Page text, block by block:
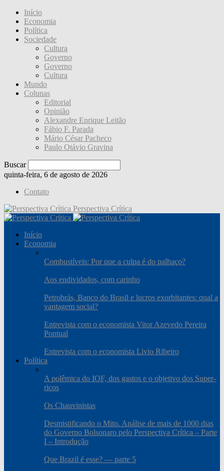
Início
Economia
Política
Sociedade
Cultura
Governo
Governo
Cultura
Mundo
Colunas
Editorial
Opinião
Alexandre Enrique Leitão
Fábio F. Parada
Mário César Pacheco
Paulo Otávio Gravina
Buscar
quinta-feira, 6 de agosto de 2026
Contato
Perspectiva Crítica
Início
Economia
Combustíveis: Por que a culpa é do palhaço?
Aos endividados, com carinho
Petrobrás, Banco do Brasil e lucros exorbitantes: qual a
vantagem social?
Entrevista com o economista Vitor Azevedo Pereira
Pontual
Entrevista com o economista Livio Ribeiro
Política
A polêmica do IOF, dos gastos e o objetivo dos Super-
ricos
Os Chauvinistas
Desmistificando o Mito. Análise de mais de 1000 dias
do Governo Bolsonaro pelo Perspectiva Crítica – Parte
I – Introdução
Que Brazil é esse? — parte 5